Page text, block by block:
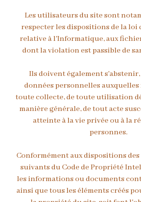
Les utilisateurs du site sont
respecter les dispositions de la loi
relative à l'Informatique, aux
dont la violation est passible de
Ils doivent également s'abstenir,
données personnelles auxquelles
toute collecte, de toute utilisation
manière générale, de tout acte
atteinte à la vie privée ou à la
personnes.
Conformément aux dispositions des
suivants du Code de Propriété
les informations ou documents
ainsi que tous les éléments créés